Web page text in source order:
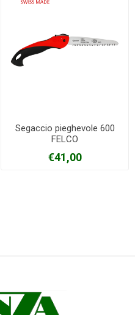
Segaccio pieghevole 600
FELCO
€41,00